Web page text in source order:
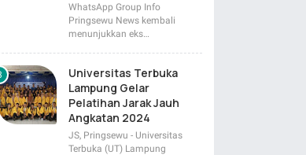
WhatsApp Group Info
Pringsewu News kembali
menunjukkan eks…
Universitas Terbuka
Lampung Gelar
Pelatihan Jarak Jauh
Angkatan 2024
JS, Pringsewu - Universitas
Terbuka (UT) Lampung